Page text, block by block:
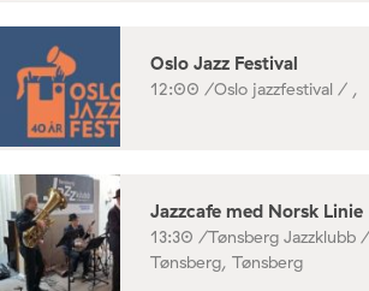
Oslo Jazz Festival
12:00 /Oslo jazzfestival / ,
Jazzcafe med Norsk Linie
13:30 /Tønsberg Jazzklubb
Tønsberg, Tønsberg